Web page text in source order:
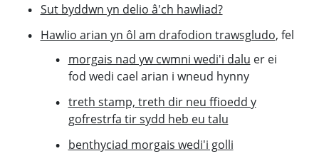
Sut byddwn yn delio â'ch hawliad?
Hawlio arian yn ôl am drafodion trawsgludo, fel
morgais nad yw cwmni wedi'i dalu er ei
fod wedi cael arian i wneud hynny
treth stamp, treth dir neu ffioedd y
gofrestrfa tir sydd heb eu talu
benthyciad morgais wedi'i golli